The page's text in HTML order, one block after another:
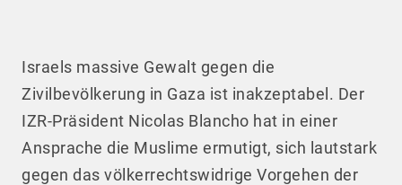
Israels massive Gewalt gegen die
Zivilbevölkerung in Gaza ist inakzeptabel. Der
IZR-Präsident Nicolas Blancho hat in einer
Ansprache die Muslime ermutigt, sich lautstark
gegen das völkerrechtswidrige Vorgehen der